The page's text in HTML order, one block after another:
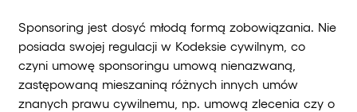
Sponsoring jest dosyć młodą formą zobowiązania. Nie
posiada swojej regulacji w Kodeksie cywilnym, co
czyni umowę sponsoringu umową nienazwaną,
zastępowaną mieszaniną różnych innych umów
znanych prawu cywilnemu, np. umową zlecenia czy o